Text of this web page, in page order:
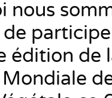
nous
édition de